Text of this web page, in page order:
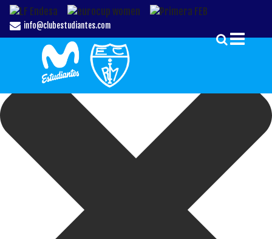
Gestionar el Consentimiento de las Cookies
info@clubestudiantes.com